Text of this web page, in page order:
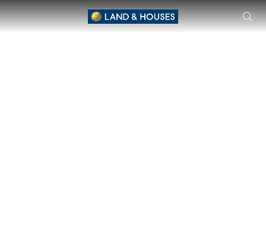
Villaggio Rangsit Khlong 2 独立式住宅 由 Villaggio 位于45